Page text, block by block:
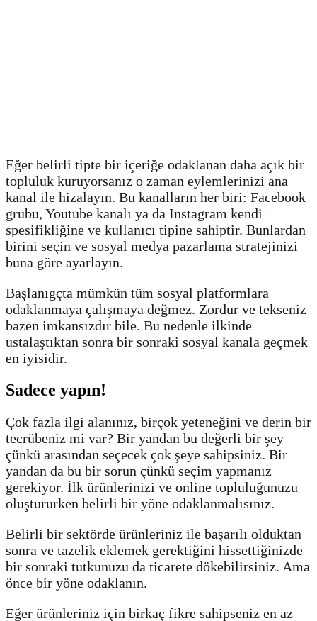
Eğer belirli tipte bir içeriğe odaklanan daha açık bir
topluluk kuruyorsanız o zaman eylemlerinizi ana
kanal ile hizalayın. Bu kanalların her biri: Facebook
grubu, Youtube kanalı ya da Instagram kendi
spesifikliğine ve kullanıcı tipine sahiptir. Bunlardan
birini seçin ve sosyal medya pazarlama stratejinizi
buna göre ayarlayın.
Başlanıgçta mümkün tüm sosyal platformlara
odaklanmaya çalışmaya değmez. Zordur ve tekseniz
bazen imkansızdır bile. Bu nedenle ilkinde
ustalaştıktan sonra bir sonraki sosyal kanala geçmek
en iyisidir.
Sadece yapın!
Çok fazla ilgi alanınız, birçok yeteneğini ve derin bir
tecrübeniz mi var? Bir yandan bu değerli bir şey
çünkü arasından seçecek çok şeye sahipsiniz. Bir
yandan da bu bir sorun çünkü seçim yapmanız
gerekiyor. İlk ürünlerinizi ve online topluluğunuzu
oluştururken belirli bir yöne odaklanmalısınız.
Belirli bir sektörde ürünleriniz ile başarılı olduktan
sonra ve tazelik eklemek gerektiğini hissettiğinizde
bir sonraki tutkunuzu da ticarete dökebilirsiniz. Ama
önce bir yöne odaklanın.
Eğer ürünleriniz için birkaç fikre sahipseniz en az